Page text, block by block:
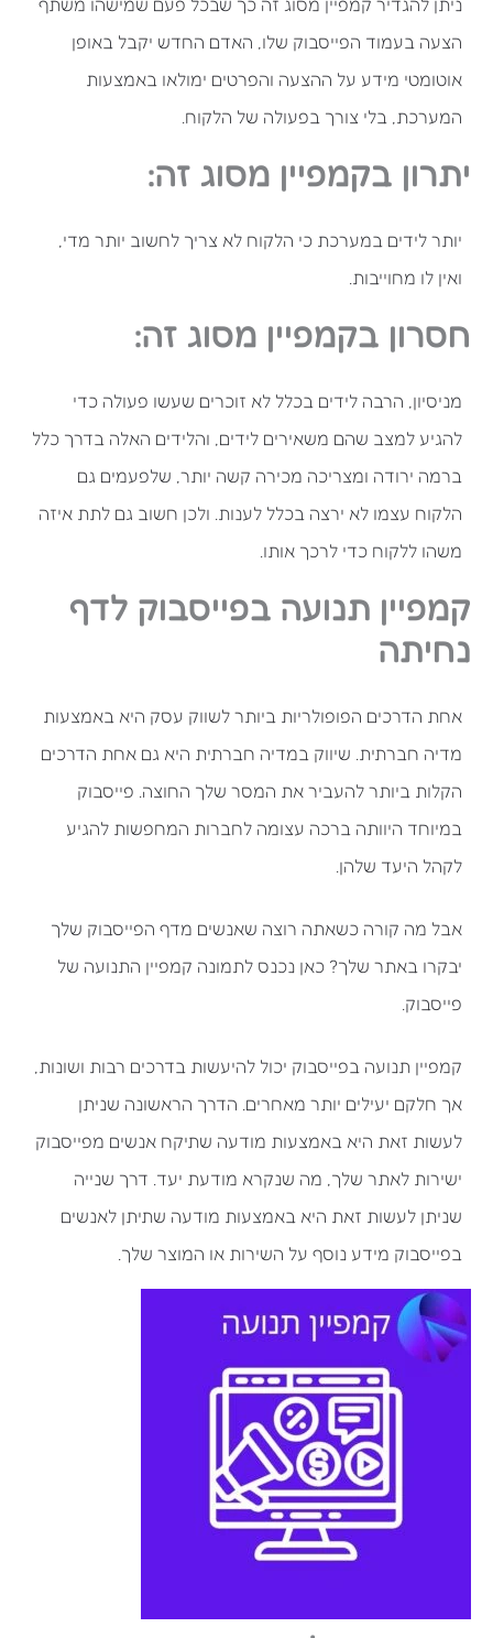
ניתן להגדיר קמפיין מסוג זה כך שבכל פעם שמישהו משתף
הצעה בעמוד הפייסבוק שלו, האדם החדש יקבל באופן
אוטומטי מידע על ההצעה והפרטים ימולאו באמצעות
המערכת, בלי צורך בפעולה של הלקוח.
יתרון בקמפיין מסוג זה:
יותר לידים במערכת כי הלקוח לא צריך לחשוב יותר מדי,
ואין לו מחוייבות.
חסרון בקמפיין מסוג זה:
מניסיון, הרבה לידים בכלל לא זוכרים שעשו פעולה כדי
להגיע למצב שהם משאירים לידים, והלידים האלה בדרך כלל
ברמה ירודה ומצריכה מכירה קשה יותר, שלפעמים גם
הלקוח עצמו לא ירצה בכלל לענות. ולכן חשוב גם לתת איזה
משהו ללקוח כדי לרכך אותו.
קמפיין תנועה בפייסבוק לדף
נחיתה
אחת הדרכים הפופולריות ביותר לשווק עסק היא באמצעות
מדיה חברתית. שיווק במדיה חברתית היא גם אחת הדרכים
הקלות ביותר להעביר את המסר שלך החוצה. פייסבוק
במיוחד היוותה ברכה עצומה לחברות המחפשות להגיע
לקהל היעד שלהן.
אבל מה קורה כשאתה רוצה שאנשים מדף הפייסבוק שלך
יבקרו באתר שלך? כאן נכנס לתמונה קמפיין התנועה של
פייסבוק.
קמפיין תנועה בפייסבוק יכול להיעשות בדרכים רבות ושונות,
אך חלקם יעילים יותר מאחרים. הדרך הראשונה שניתן
לעשות זאת היא באמצעות מודעה שתיקח אנשים מפייסבוק
ישירות לאתר שלך, מה שנקרא מודעת יעד. דרך שנייה
שניתן לעשות זאת היא באמצעות מודעה שתיתן לאנשים
בפייסבוק מידע נוסף על השירות או המוצר שלך.